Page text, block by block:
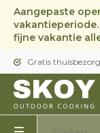
Aangepaste
fijne vakantie
Gratis